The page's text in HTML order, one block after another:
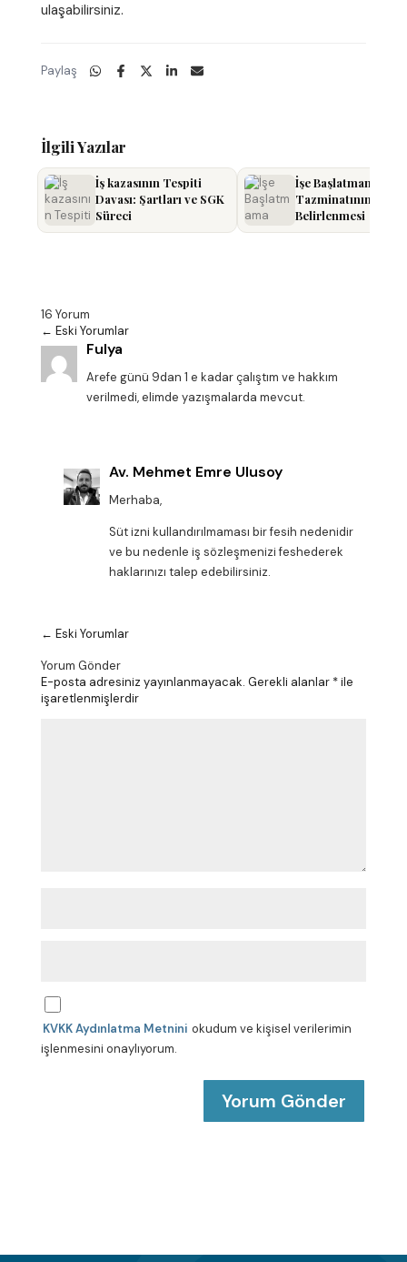
ulaşabilirsiniz.
Paylaş
İlgili Yazılar
İş kazasının Tespiti
Davası: Şartları ve SGK
Süreci
İşe Başlatmama
Tazminatının
Belirlenmesi
16 Yorum
← Eski Yorumlar
Fulya
Arefe günü 9dan 1 e kadar çalıştım ve hakkım
verilmedi, elimde yazışmalarda mevcut.
Av. Mehmet Emre Ulusoy
Merhaba,
Süt izni kullandırılmaması bir fesih nedenidir
ve bu nedenle iş sözleşmenizi feshederek
haklarınızı talep edebilirsiniz.
← Eski Yorumlar
Yorum Gönder
E-posta adresiniz yayınlanmayacak. Gerekli alanlar *ile
işaretlenmişlerdir
o
s
t
a
KVKK Aydınlatma Metnini okudum ve kişisel verilerimin
işlenmesini onaylıyorum.